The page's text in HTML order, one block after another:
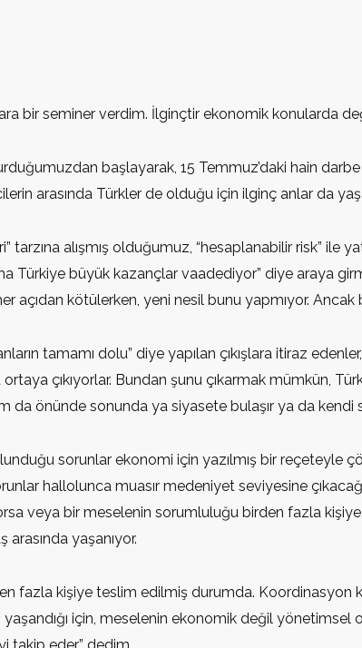
bir seminer verdim. İlginçtir ekonomik konularda
başlayarak, 15 Temmuz’daki hain
arasında Türkler de olduğu için ilginç anlar da
tarzına alışmış olduğumuz, “hesaplanabilir risk” ile
Türkiye büyük kazançlar vaadediyor” diye araya
açıdan kötülerken, yeni nesil bunu yapmıyor. Ancak
tamamı dolu” diye yapılan çıkışlara itiraz edenler,
çıkıyorlar. Bundan şunu çıkarmak mümkün,
da önünde sonunda ya siyasete bulaşır ya da kendi
sorunlar ekonomi için yazılmış bir reçeteyle
hallolunca muasır medeniyet seviyesine
veya bir meselenin sorumluluğu birden fazla
yaşanıyor.
fazla kişiye teslim edilmiş durumda. Koordinasyon
için, meselenin ekonomik değil